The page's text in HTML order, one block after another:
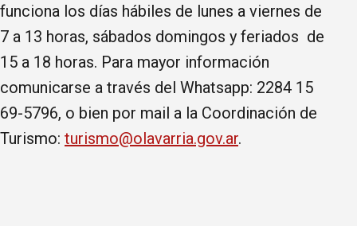
funciona los días hábiles de lunes a viernes de
7 a 13 horas, sábados domingos y feriados de
15 a 18 horas. Para mayor información
comunicarse a través del Whatsapp: 2284 15
69-5796, o bien por mail a la Coordinación de
Turismo: turismo@olavarria.gov.ar.